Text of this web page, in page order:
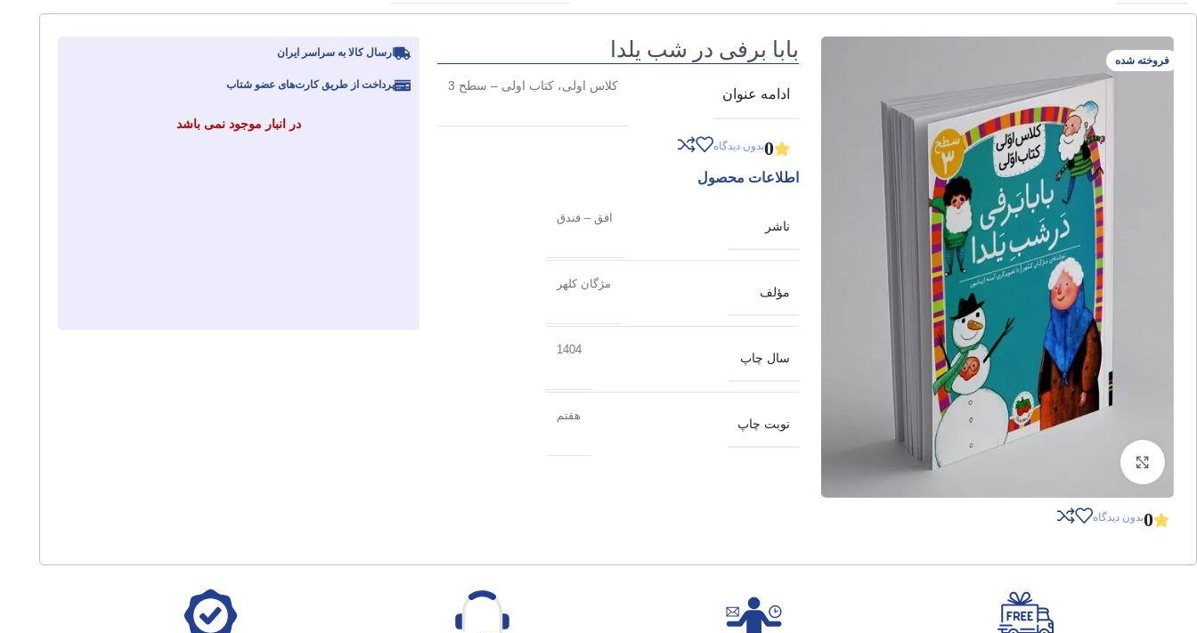
فروخته شده
0بدون دیدگاه
بابا برفی در شب یلدا
ادامه عنوان
کلاس اولی، کتاب اولی – سطح 3
0بدون دیدگاه
اطلاعات محصول
ناشر
افق – فندق
مؤلف
مژگان کلهر
سال چاپ
1404
نوبت چاپ
هفتم
ارسال کالا به سراسر ایران
پرداخت از طریق کارت‌های عضو شتاب
در انبار موجود نمی باشد